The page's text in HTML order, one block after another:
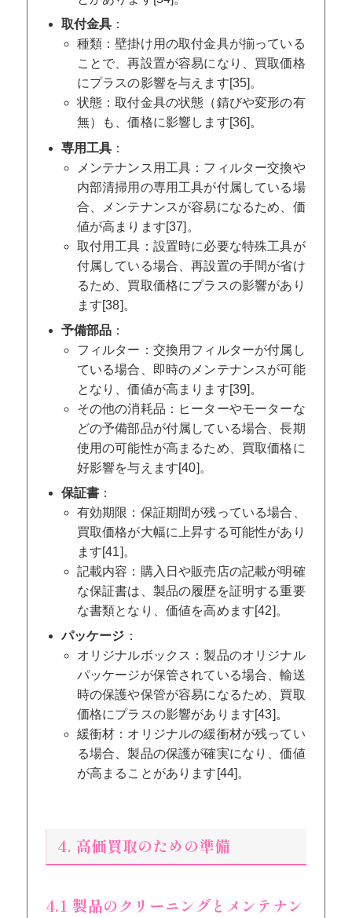
取付金具 ：
種類：壁掛け用の取付金具が揃っている
ことで、再設置が容易になり、買取価格
にプラスの影響を与えます[35]。
状態：取付金具の状態（錆びや変形の有
無）も、価格に影響します[36]。
専用工具 ：
メンテナンス用工具：フィルター交換や
内部清掃用の専用工具が付属している場
合、メンテナンスが容易になるため、価
値が高まります[37]。
取付用工具：設置時に必要な特殊工具が
付属している場合、再設置の手間が省け
るため、買取価格にプラスの影響があり
ます[38]。
予備部品 ：
フィルター：交換用フィルターが付属し
ている場合、即時のメンテナンスが可能
となり、価値が高まります[39]。
その他の消耗品：ヒーターやモーターな
どの予備部品が付属している場合、長期
使用の可能性が高まるため、買取価格に
好影響を与えます[40]。
保証書 ：
有効期限：保証期間が残っている場合、
買取価格が大幅に上昇する可能性があり
ます[41]。
記載内容：購入日や販売店の記載が明確
な保証書は、製品の履歴を証明する重要
な書類となり、価値を高めます[42]。
パッケージ ：
オリジナルボックス：製品のオリジナル
パッケージが保管されている場合、輸送
時の保護や保管が容易になるため、買取
価格にプラスの影響があります[43]。
緩衝材：オリジナルの緩衝材が残ってい
る場合、製品の保護が確実になり、価値
が高まることがあります[44]。
4. 高価買取のための準備
4.1 製品のクリーニングとメンテナン